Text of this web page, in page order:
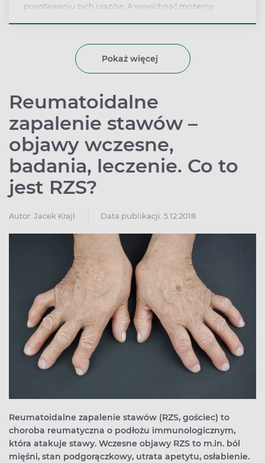
powstawaniu tych urazów. A wywichnąć możemy
Pokaż więcej
Reumatoidalne
zapalenie stawów –
objawy wczesne,
badania, leczenie. Co to
jest RZS?
Autor: Jacek Krajl Data publikacji: 5.12.2018
Reumatoidalne zapalenie stawów (RZS, gościec) to
choroba reumatyczna o podłożu immunologicznym,
która atakuje stawy. Wczesne objawy RZS to m.in. ból
mięśni, stan podgorączkowy, utrata apetytu, osłabienie.